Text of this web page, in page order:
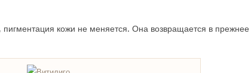
кожи не меняется. Она возвращается в прежнее